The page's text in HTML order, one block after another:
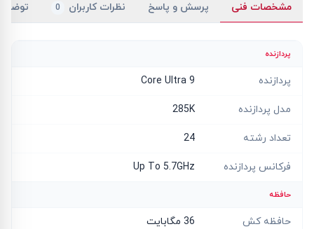
مشخصات فنی پرسش و پاسخ نظرات کاربران 0
پردازنده
پردازنده Core Ultra 9
مدل پردازنده 285K
تعداد رشته 24
فرکانس پردازنده Up To 5.7GHz
حافظه
حافظه کش 36 مگابایت